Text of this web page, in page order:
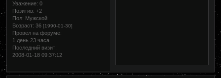
Уважение: 0
Позитив: +2
Пол: Мужской
Возраст: 36[1990-01-30]
Провел на форуме:
1 день 23 часа
Последний визит:
2008-01-18 09:37:12